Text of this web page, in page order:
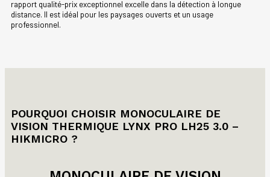
rapport qualité-prix exceptionnel excelle dans la détection à longue
distance. Il est idéal pour les paysages ouverts et un usage
professionnel.
POURQUOI CHOISIR MONOCULAIRE DE
VISION THERMIQUE LYNX PRO LH25 3.0 –
HIKMICRO ?